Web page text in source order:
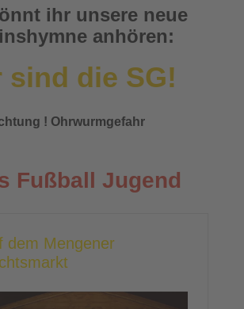
ihr unsere neue
anhören:
sind die SG!
! Ohrwurmgefahr
Fußball Jugend
dem Mengener